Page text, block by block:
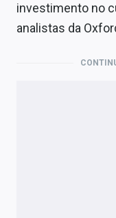
investimento no
analistas da